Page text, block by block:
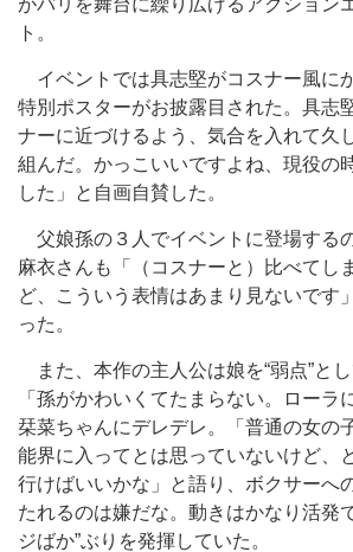
がパリを舞台に繰り広げるアクション
ト。
イベントでは具志堅がコスナー風に
特別ポスターがお披露目された。具志
ナーに近づけるよう、気合を入れて久
組んだ。かっこいいですよね、現役の
した」と自画自賛した。
父娘孫の３人でイベントに登場する
麻衣さんも「（コスナーと）比べてし
ど、こういう表情はあまり見ないです
った。
また、本作の主人公は娘を“弱点”と
「孫がかわいくてたまらない。ローラ
栞菜ちゃんにデレデレ。「普通の女の
能界に入ってとは思っていないけど、
行けばいいかな」と語り、ボクサーへ
たれるのは嫌だな。動きはかなり活発
ジばか”ぶりを発揮していた。